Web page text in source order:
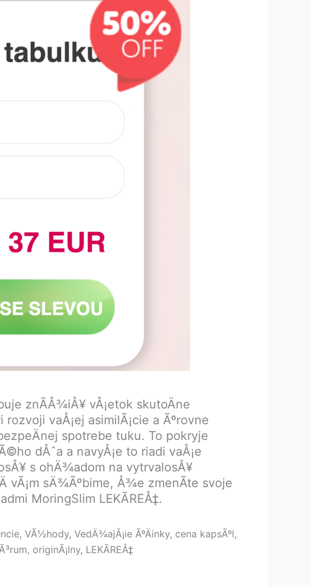
znÃ­Å¾iÅ¥ vÅ¡etok skutoÄne
vaÅ¡ej asimilÃ¡cie a Ãºrovne
spotrebe tuku. To pokryje
dÅˆa a navyÅ¡e to riadi vaÅ¡e
s ohÄ¾adom na vytrvalosÅ¥
vÃ¡m sÄ¾Ãºbime, Å¾e zmenÃ­te svoje
MoringSlim LEKÃREÅ‡.
VÃ½hody, VedÄ¾ajÅ¡ie ÃºÄinky, cena kapsÃºl,
originÃ¡lny, LEKÃREÅ‡